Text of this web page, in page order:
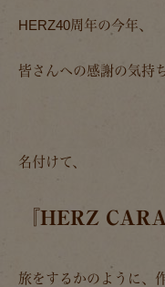
HERZ40周年の今年、
皆さんへの感謝の気持
名付けて、
『HERZ
旅をするかのように、